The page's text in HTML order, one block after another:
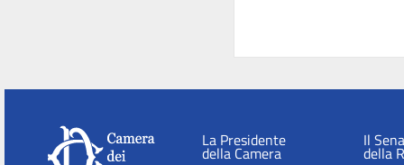
La Presidente
della Camera
Il
della